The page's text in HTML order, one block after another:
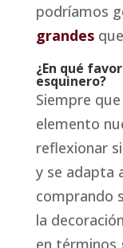
podríamos
grandes
¿En qué
esquinero?
Siempre
elemento
reflexionar
y se adapta
comprando
la
en términos